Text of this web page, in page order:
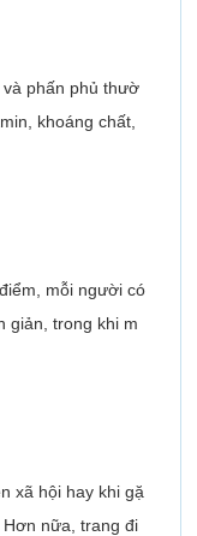
phấn phủ thườ
khoáng chất,
mỗi người có
giản, trong khi m
xã hội hay khi gặ
nữa, trang đi